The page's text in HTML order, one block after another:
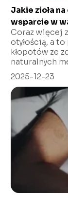
Jakie zioła
wsparcie w
Coraz więcej
otyłością, a
kłopotów ze
naturalnych
2025-12-23